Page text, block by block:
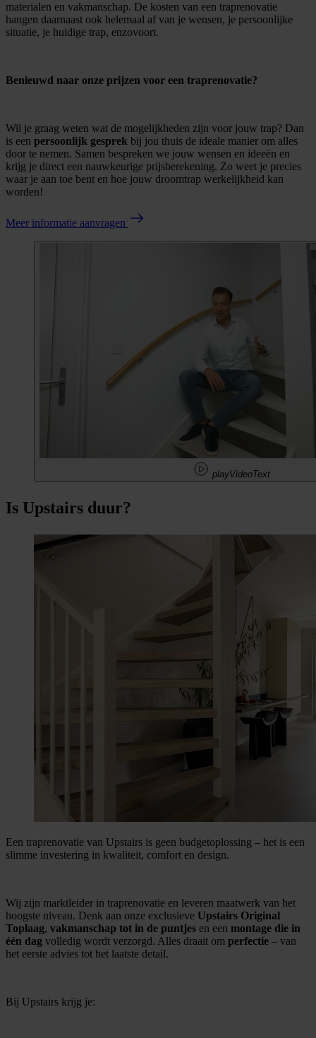
materialen en vakmanschap. De kosten van een traprenovatie
hangen daarnaast ook helemaal af van je wensen, je persoonlijke
situatie, je huidige trap, enzovoort.
Benieuwd naar onze prijzen voor een traprenovatie?
Wil je graag weten wat de mogelijkheden zijn voor jouw trap? Dan
is een persoonlijk gesprek bij jou thuis de ideale manier om alles
door te nemen. Samen bespreken we jouw wensen en ideeën en
krijg je direct een nauwkeurige prijsberekening. Zo weet je precies
waar je aan toe bent en hoe jouw droomtrap werkelijkheid kan
worden!
Meer informatie aanvragen
playVideoText
Is Upstairs duur?
Een traprenovatie van Upstairs is geen budgetoplossing – het is een
slimme investering in kwaliteit, comfort en design.
Wij zijn marktleider in traprenovatie en leveren maatwerk van het
hoogste niveau. Denk aan onze exclusieve Upstairs Original
Toplaag, vakmanschap tot in de puntjes en een montage die in
één dag volledig wordt verzorgd. Alles draait om perfectie – van
het eerste advies tot het laatste detail.
Bij Upstairs krijg je: